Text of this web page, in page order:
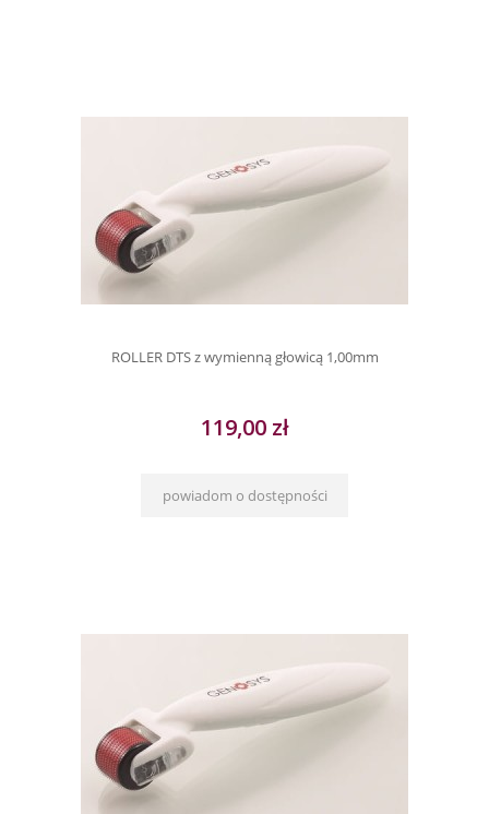
ROLLER DTS z wymienną głowicą 1,00mm
119,00 zł
powiadom o dostępności